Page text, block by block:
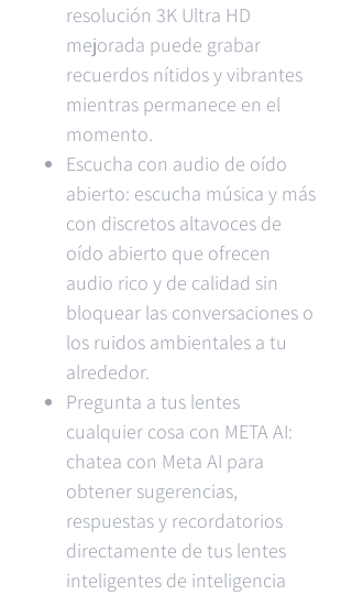
resolución 3K Ultra HD
mejorada puede grabar
recuerdos nítidos y vibrantes
mientras permanece en el
momento.
Escucha con audio de oído
abierto: escucha música y más
con discretos altavoces de
oído abierto que ofrecen
audio rico y de calidad sin
bloquear las conversaciones o
los ruidos ambientales a tu
alrededor.
Pregunta a tus lentes
cualquier cosa con META AI:
chatea con Meta AI para
obtener sugerencias,
respuestas y recordatorios
directamente de tus lentes
inteligentes de inteligencia